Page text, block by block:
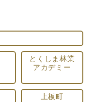
とくしま林業
アカデミー
上板町